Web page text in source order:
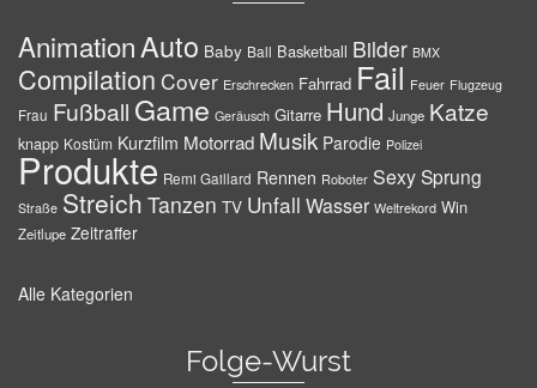
AnimationAuto Baby Ball Basketball Bilder BMX
Compilation Cover Erschrecken Fahrrad Fail Feuer Flugzeug
Frau Fußball Game Geräusch Gitarre Hund Junge Katze
knapp Kostüm Kurzfilm Motorrad Musik Parodie Polizei
Produkte Remi Gaillard Rennen Roboter SexySprung
Straße Streich Tanzen TV Unfall Wasser Weltrekord Win
Zeitlupe Zeitraffer
Alle Kategorien
Folge-Wurst